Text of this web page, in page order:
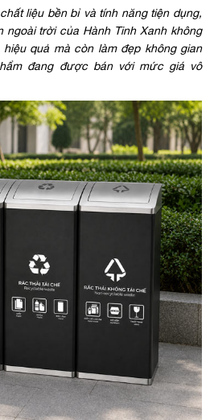
liệu bền bỉ và tính năng tiện dụng,
ngoài trời của Hành Tinh Xanh không
quả mà còn làm đẹp không gian
đang được bán với mức giá vô